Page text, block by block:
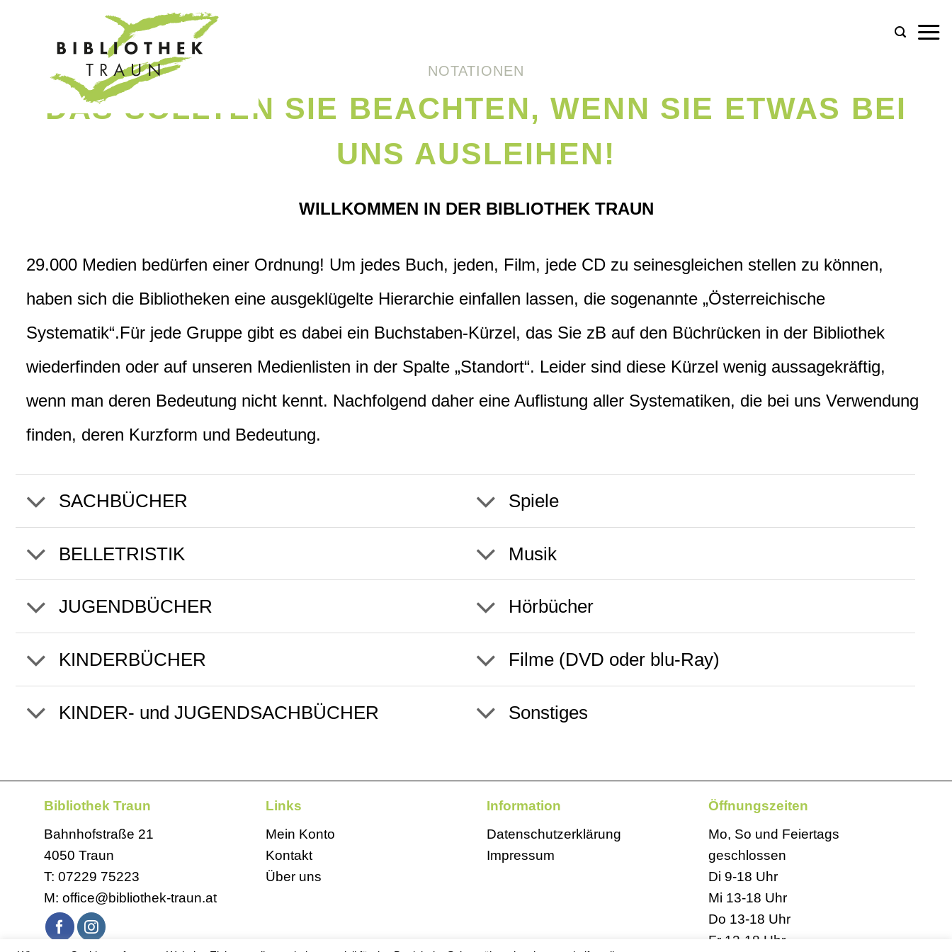
NOTATIONEN
DAS SOLLTEN SIE BEACHTEN, WENN SIE ETWAS BEI
UNS AUSLEIHEN!
WILLKOMMEN IN DER BIBLIOTHEK TRAUN
29.000 Medien bedürfen einer Ordnung! Um jedes Buch, jeden, Film, jede CD zu seinesgleichen stellen zu können,
haben sich die Bibliotheken eine ausgeklügelte Hierarchie einfallen lassen, die sogenannte „Österreichische
Systematik“.Für jede Gruppe gibt es dabei ein Buchstaben-Kürzel, das Sie zB auf den Büchrücken in der Bibliothek
wiederfinden oder auf unseren Medienlisten in der Spalte „Standort“. Leider sind diese Kürzel wenig aussagekräftig,
wenn man deren Bedeutung nicht kennt. Nachfolgend daher eine Auflistung aller Systematiken, die bei uns Verwendung
finden, deren Kurzform und Bedeutung.
SACHBÜCHER
BELLETRISTIK
JUGENDBÜCHER
KINDERBÜCHER
KINDER- und JUGENDSACHBÜCHER
Spiele
Musik
Hörbücher
Filme (DVD oder blu-Ray)
Sonstiges
Bibliothek Traun
Bahnhofstraße 21
4050 Traun
T: 07229 75223
M: office@bibliothek-traun.at
Links
Mein Konto
Kontakt
Über uns
Information
Datenschutzerklärung
Impressum
Öffnungszeiten
Mo, So und Feiertags
geschlossen
Di 9-18 Uhr
Mi 13-18 Uhr
Do 13-18 Uhr
Fr 13-18 Uhr